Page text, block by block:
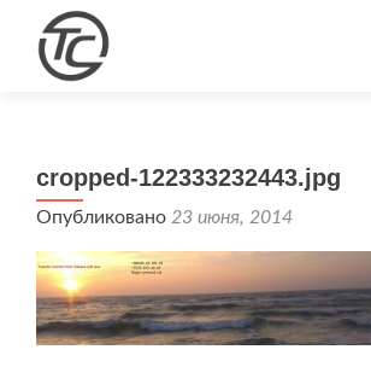
cropped-122333232443.jpg
Опубликовано 23 июня, 2014